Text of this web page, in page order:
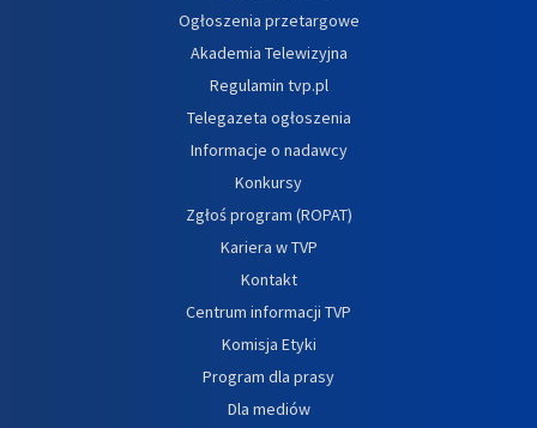
Ogłoszenia przetargowe
Akademia Telewizyjna
Regulamin tvp.pl
Telegazeta ogłoszenia
Informacje o nadawcy
Konkursy
Zgłoś program (ROPAT)
Kariera w TVP
Kontakt
Centrum informacji TVP
Komisja Etyki
Program dla prasy
Dla mediów